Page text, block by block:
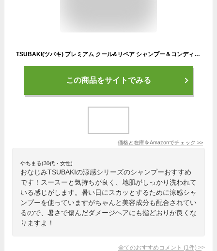
TSUBAKI(ツバキ) プレミアム クール&リペア シャンプー＆コンディショナーセット 各490ml 涼感仕立て 椿オイルの力 すっきり さらさら Ｗ補修 ボトル ダメージ ヘアケア (１個セット)
この商品をサイトでみる
価格と在庫をAmazonでチェック >>
やちまる(30代・女性)
おなじみTSUBAKIの涼感シリーズのシャンプーおすすめ
です！スースーと気持ちが良く、地肌がしっかり洗われて
いる感じがします。暑い日にスカッとするために涼感シャ
ンプーを使っていますがちゃんと美容成分も配合されてい
るので、暑さで傷んだダメージヘアにも指どおりが良くな
りますよ！
全てのおすすめコメント (1 件) >